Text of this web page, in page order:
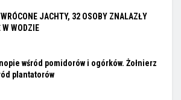
JACHTY, 32 OSOBY ZNALAZŁY
W WODZIE
wśród pomidorów i ogórków. Żołnierz
plantatorów